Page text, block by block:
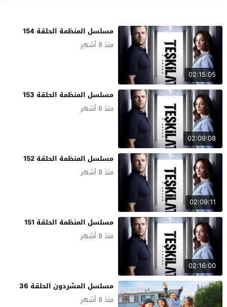
02:15:05
مسلسل المنظمة الحلقة 154
منذ 8 أشهر
02:09:08
مسلسل المنظمة الحلقة 153
منذ 8 أشهر
02:09:11
مسلسل المنظمة الحلقة 152
منذ 8 أشهر
02:16:00
مسلسل المنظمة الحلقة 151
منذ 8 أشهر
مسلسل المشردون الحلقة 36
منذ 8 أشهر